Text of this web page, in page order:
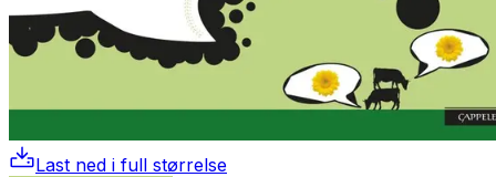
Last ned i full størrelse